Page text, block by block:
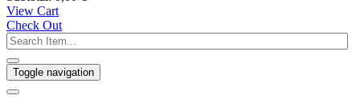
View Cart
Check Out
Toggle navigation